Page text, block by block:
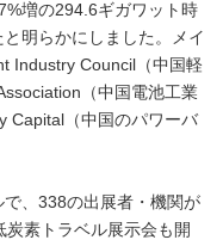
増の294.6ギガワット時
明らかにしました。メイ
Industry Council（中国軽
（中国電池工業
Capital（中国のパワーバ
、338の出展者・機関が
素トラベル展示会も開